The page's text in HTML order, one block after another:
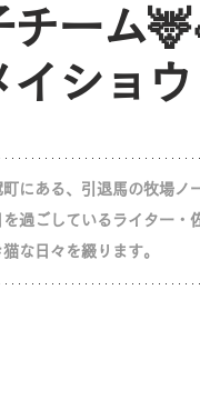
インフォメーション
チーム
イショ
にある、引退馬の牧場ノ
過ごしているライター・
な日々を綴ります。